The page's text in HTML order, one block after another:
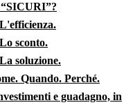
“SICURI”?
sconto.
soluzione.
Quando. Perché.
e guadagno, in